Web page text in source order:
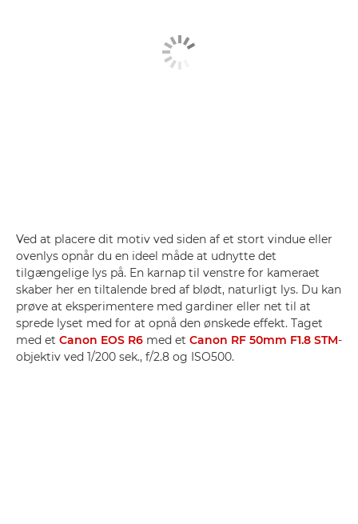
Ved at placere dit motiv ved siden af et stort vindue eller
ovenlys opnår du en ideel måde at udnytte det
tilgængelige lys på. En karnap til venstre for kameraet
skaber her en tiltalende bred af blødt, naturligt lys. Du kan
prøve at eksperimentere med gardiner eller net til at
sprede lyset med for at opnå den ønskede effekt. Taget
med et Canon EOS R6 med et Canon RF 50mm F1.8 STM-
objektiv ved 1/200 sek., f/2.8 og ISO500.